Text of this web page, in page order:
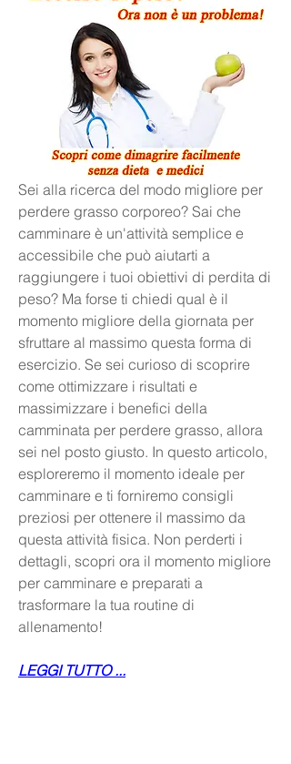
Sei alla ricerca del modo migliore per
perdere grasso corporeo? Sai che
camminare è un'attività semplice e
accessibile che può aiutarti a
raggiungere i tuoi obiettivi di perdita di
peso? Ma forse ti chiedi qual è il
momento migliore della giornata per
sfruttare al massimo questa forma di
esercizio. Se sei curioso di scoprire
come ottimizzare i risultati e
massimizzare i benefici della
camminata per perdere grasso, allora
sei nel posto giusto. In questo articolo,
esploreremo il momento ideale per
camminare e ti forniremo consigli
preziosi per ottenere il massimo da
questa attività fisica. Non perderti i
dettagli, scopri ora il momento migliore
per camminare e preparati a
trasformare la tua routine di
allenamento!
LEGGI TUTTO ...